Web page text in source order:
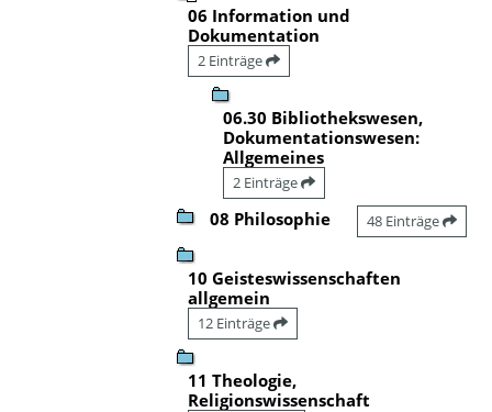
06 Information und
Dokumentation
2 Einträge
06.30 Bibliothekswesen,
Dokumentationswesen:
Allgemeines
2 Einträge
08 Philosophie 48 Einträge
10 Geisteswissenschaften
allgemein
12 Einträge
11 Theologie,
Religionswissenschaft